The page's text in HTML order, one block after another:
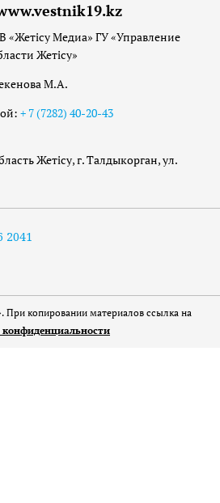
Медиа» ГУ «Управление
Жетісу»
М.А.
+ 7 (7282) 40-20-43
Жетісу, г. Талдыкорган, ул.
2041
При копировании материалов ссылка на